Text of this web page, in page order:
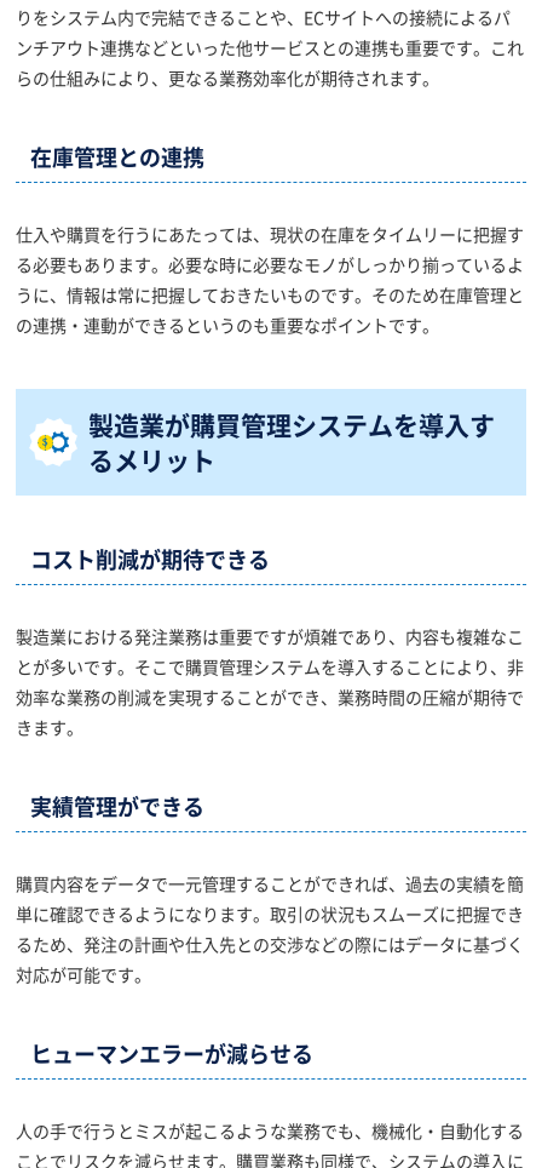
りをシステム内で完結できることや、ECサイトへの接続によるパ
ンチアウト連携などといった他サービスとの連携も重要です。これ
らの仕組みにより、更なる業務効率化が期待されます。
在庫管理との連携
仕入や購買を行うにあたっては、現状の在庫をタイムリーに把握す
る必要もあります。必要な時に必要なモノがしっかり揃っているよ
うに、情報は常に把握しておきたいものです。そのため在庫管理と
の連携・連動ができるというのも重要なポイントです。
製造業が購買管理システムを導入す
るメリット
コスト削減が期待できる
製造業における発注業務は重要ですが煩雑であり、内容も複雑なこ
とが多いです。そこで購買管理システムを導入することにより、非
効率な業務の削減を実現することができ、業務時間の圧縮が期待で
きます。
実績管理ができる
購買内容をデータで一元管理することができれば、過去の実績を簡
単に確認できるようになります。取引の状況もスムーズに把握でき
るため、発注の計画や仕入先との交渉などの際にはデータに基づく
対応が可能です。
ヒューマンエラーが減らせる
人の手で行うとミスが起こるような業務でも、機械化・自動化する
ことでリスクを減らせます。購買業務も同様で、システムの導入に